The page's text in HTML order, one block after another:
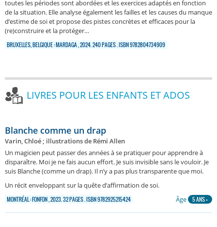
toutes les périodes sont abordées et les exercices adaptés en fonction
de la situation. Elle analyse également les failles et les causes du manque
d’estime de soi et propose des pistes concrètes et efficaces pour la
(re)construire et la protéger…
BRUXELLES, BELGIQUE : MARDAGA , 2024. 240 PAGES . ISBN 9782804734909
LIVRES POUR LES ENFANTS ET ADOS
Blanche comme un drap
Varin, Chloé ; illustrations de Rémi Allen
Un magicien peut passer des années à se pratiquer pour apprendre à
disparaître. Moi je ne fais aucun effort. Je suis invisible sans le vouloir. Je
suis Blanche (comme un drap). Il n’y a pas plus transparente que moi.
Un récit enveloppant sur la quête d’affirmation de soi.
MONTRÉAL : FONFON , 2023. 32 PAGES . ISBN 9782925215424 Âge 5 ANS +